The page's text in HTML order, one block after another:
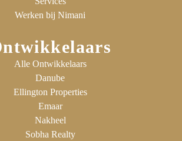
Werken bij Nimani
Alle Ontwikkelaars
Danube
Ellington Properties
Emaar
Nakheel
Sobha Realty